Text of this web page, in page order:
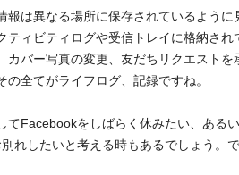
報は異なる場所に保存されているよう
ティビティログや受信トレイに格納さ
カバー写真の変更、友だちリクエスト
の全てがライフログ、記録ですね。
てFacebookをしばらく休みたい、ある
れしたいと考える時もあるでしょう。